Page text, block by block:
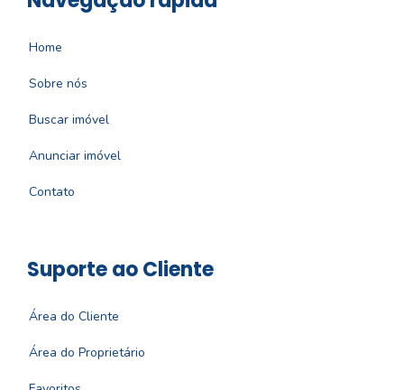
Home
Sobre nós
Buscar imóvel
Anunciar imóvel
Contato
Suporte ao Cliente
Área do Cliente
Área do Proprietário